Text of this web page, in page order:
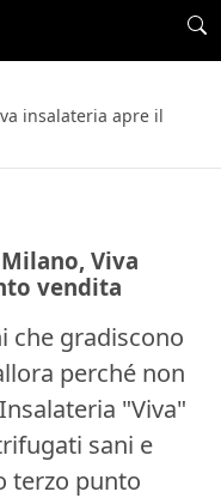
insalateria apre il
Viva
vendita
che gradiscono
perché non
"Viva"
sani e
terzo punto